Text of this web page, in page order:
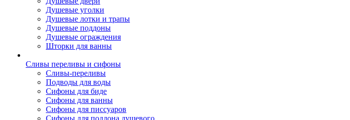
Душевые уголки
Душевые лотки и трапы
Душевые поддоны
Душевые ограждения
Шторки для ванны
Сливы переливы и сифоны
Сливы-переливы
Подводы для воды
Сифоны для биде
Сифоны для ванны
Сифоны для писсуаров
Сифоны для поддона душевого